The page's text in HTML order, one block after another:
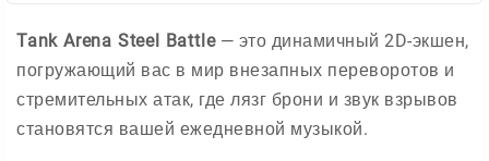
Tank Arena Steel Battle— это динамичный 2D-экшен,
погружающий вас в мир внезапных переворотов и
стремительных атак, где лязг брони и звук взрывов
становятся вашей ежедневной музыкой.